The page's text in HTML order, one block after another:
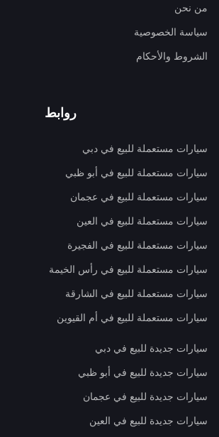
من نحن
سياسة الخصوصية
الشروط والأحكام
روابط
سيارات مستعملة للبيع في دبي
سيارات مستعملة للبيع في أبو ظبي
سيارات مستعملة للبيع في عجمان
سيارات مستعملة للبيع في العين
سيارات مستعملة للبيع في الفجيرة
سيارات مستعملة للبيع في رأس الخيمة
سيارات مستعملة للبيع في الشارقة
سيارات مستعملة للبيع في أم القيوين
سيارات جديدة للبيع في دبي
سيارات جديدة للبيع في أبو ظبي
سيارات جديدة للبيع في عجمان
سيارات جديدة للبيع في العين